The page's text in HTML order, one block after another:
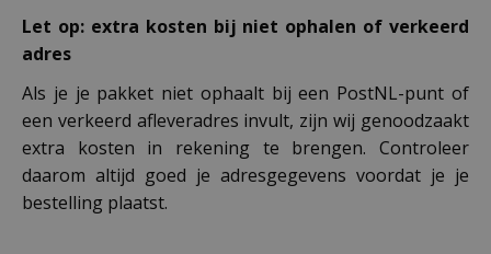
Let op: extra kosten bij niet ophalen of verkeerd
adres
Als je je pakket niet ophaalt bij een PostNL-punt of
een verkeerd afleveradres invult, zijn wij genoodzaakt
extra kosten in rekening te brengen. Controleer
daarom altijd goed je adresgegevens voordat je je
bestelling plaatst.